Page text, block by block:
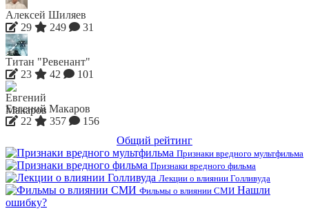
Алексей Шиляев
29
249 31
Титан "Ревенант"
23
42 101
Евгений Макаров
22
357
156
Общий рейтинг
Признаки вредного мультфильма
Признаки вредного фильма
Лекции о влиянии Голливуда
Фильмы о влиянии СМИ Нашли
ошибку?